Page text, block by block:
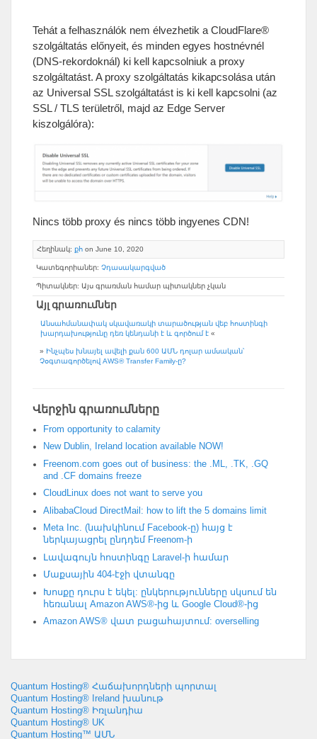
Tehát a felhasználók nem élvezhetik a CloudFlare®
szolgáltatás előnyeit, és minden egyes hostnévnél
(DNS-rekordoknál) ki kell kapcsolniuk a proxy
szolgáltatást. A proxy szolgáltatás kikapcsolása után
az Universal SSL szolgáltatást is ki kell kapcsolni (az
SSL/ TLS területről, majd az Edge Server
kiszolgálóra):
Nincs több proxy és nincs több ingyenes CDN!
Հեղինակ: քհ on June 10, 2020
Կատեգորիաներ: Չդասակարգված
Պիտակներ: Այս գրառման համար պիտակներ չկան
Այլ գրառումներ
Անսահմանափակ սկավառակի տարածության վեբ հոստինգի
խարդախությունը դեռ կենդանի է և գործում է «
» Ինչպես խնայել ավելի քան 600 ԱՄՆ դոլար ամսական՝
Չօգտագործելով AWS® Transfer Family-ը?
Վերջին գրառումները
From opportunity to calamity
New Dublin, Ireland location available NOW!
Freenom.com goes out of business: the .ML, . TK, .GQ
and .CF domains freeze
CloudLinux does not want to serve you
AlibabaCloud DirectMail : how to lift the 5 domains limit
Meta Inc. (նախկինում Facebook-ը) հայց է
ներկայացրել ընդդեմ Freenom-ի
Լավագույն հոստինգը Laravel-ի համար
Մաքսային 404-էջի վտանգը
Խոսքը դուրս է եկել: ընկերությունները սկսում են
հեռանալ Amazon AWS®-ից և Google Cloud®-ից
Amazon AWS® վատ բացահայտում: overselling
Quantum Hosting® Հաճախորդների պորտալ
Quantum Hosting® Ireland խանութ
Quantum Hosting® Իռլանդիա
Quantum Hosting® UK
Quantum Hosting™ ԱՄՆ